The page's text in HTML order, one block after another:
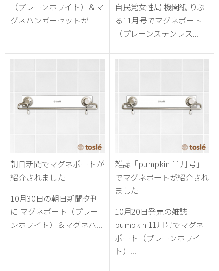
（プレーンホワイト）＆マ
グネハンガーセットが...
自民党女性局 機関紙 りぶ
る11月号でマグネポート
（プレーンステンレス...
朝日新聞でマグネポートが
紹介されました
10月30日の朝日新聞夕刊
に マグネポート（プレー
ンホワイト）＆マグネハ...
雑誌「pumpkin 11月号」
でマグネポートが紹介され
ました
10月20日発売の雑誌
pumpkin 11月号でマグネ
ポート（プレーンホワイ
ト）...